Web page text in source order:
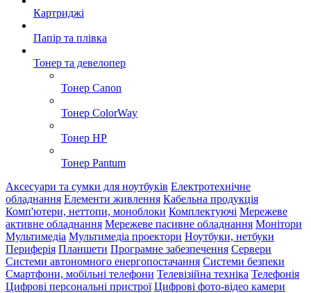
Картриджі
Папір та плівка
Тонер та девелопер
Тонер Canon
Тонер ColorWay
Тонер HP
Тонер Pantum
Аксесуари та сумки для ноутбуків Електротехнічне
обладнання Елементи живлення Кабельна продукція
Комп'ютери, неттопи, моноблоки Комплектуючі Мережеве
активне обладнання Мережеве пасивне обладнання Монітори
Мультимедіа Мультимедіа проектори Ноутбуки, нетбуки
Периферія Планшети Програмне забезпечення Сервери
Системи автономного енергопостачання Системи безпеки
Смартфони, мобільні телефони Телевізійна техніка Телефонія
Цифрові персональні пристрої Цифрові фото-відео камери